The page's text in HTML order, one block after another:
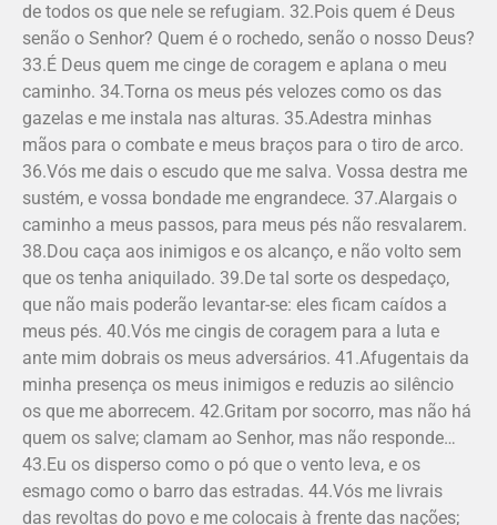
de todos os que nele se refugiam. 32.Pois quem é Deus
senão o Senhor? Quem é o rochedo, senão o nosso Deus?
33.É Deus quem me cinge de coragem e aplana o meu
caminho. 34.Torna os meus pés velozes como os das
gazelas e me instala nas alturas. 35.Adestra minhas
mãos para o combate e meus braços para o tiro de arco.
36.Vós me dais o escudo que me salva. Vossa destra me
sustém, e vossa bondade me engrandece. 37.Alargais o
caminho a meus passos, para meus pés não resvalarem.
38.Dou caça aos inimigos e os alcanço, e não volto sem
que os tenha aniquilado. 39.De tal sorte os despedaço,
que não mais poderão levantar-se: eles ficam caídos a
meus pés. 40.Vós me cingis de coragem para a luta e
ante mim dobrais os meus adversários. 41.Afugentais da
minha presença os meus inimigos e reduzis ao silêncio
os que me aborrecem. 42.Gritam por socorro, mas não há
quem os salve; clamam ao Senhor, mas não responde…
43.Eu os disperso como o pó que o vento leva, e os
esmago como o barro das estradas. 44.Vós me livrais
das revoltas do povo e me colocais à frente das nações;